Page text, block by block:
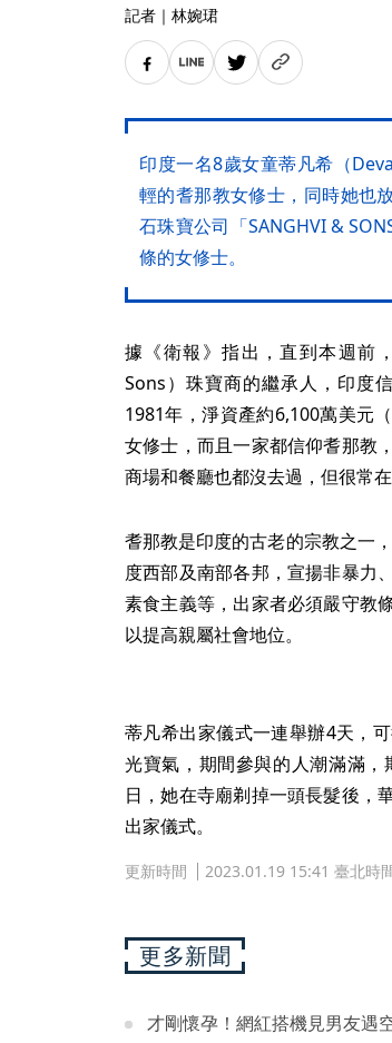
記者 ｜ 林婉珺
印度一名8歲女童蒂凡希（
輕的耆那教女修士，同時她也
石珠寶公司「SANGHVI &
條的女修士。
據《衛報》指出，直到本週前
Sons）珠寶商的繼承人，印度
1981年，淨資產約6,100萬美元
女修士，而且一家都信仰耆那教
商場和餐廳也都沒去過，但很常
耆那教是印度的古老的宗教之一
度西部及南部各邦，宣揚非暴力
素食主義等，出家者必須嚴守教
以提高親屬社會地位。
蒂凡希出家儀式一連舉辦4天，
光寶氣，期間參與的人潮滿滿
日，她在寺廟剃掉一頭長髮後，
出家儀式。
更新時間 2023.01.19 15:41 臺北時
更多新聞
才剛懷孕！網紅搭機見男友